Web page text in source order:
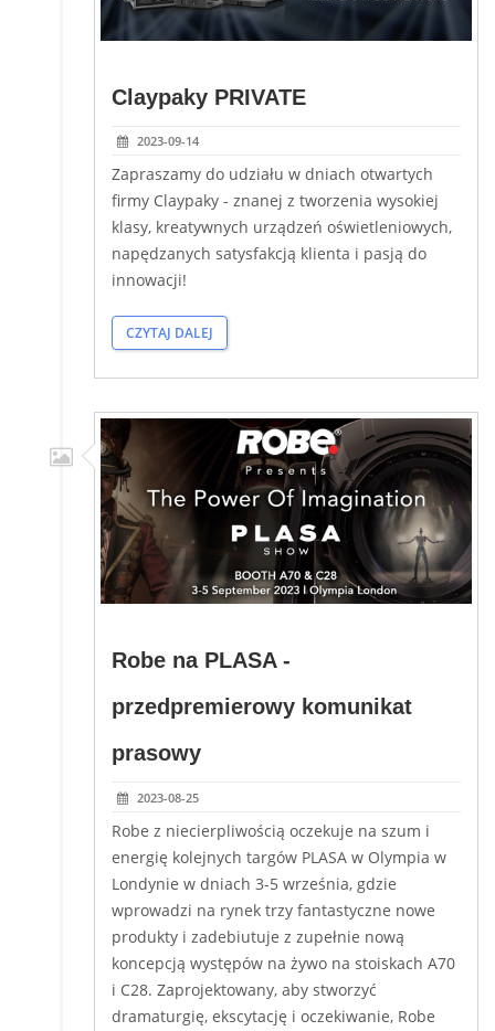
Claypaky PRIVATE
2023-09-14
Zapraszamy do udziału w dniach otwartych
firmy Claypaky - znanej z tworzenia wysokiej
klasy, kreatywnych urządzeń oświetleniowych,
napędzanych satysfakcją klienta i pasją do
innowacji!
CZYTAJ DALEJ
Robe na PLASA -
przedpremierowy komunikat
prasowy
2023-08-25
Robe z niecierpliwością oczekuje na szum i
energię kolejnych targów PLASA w Olympia w
Londynie w dniach 3-5 września, gdzie
wprowadzi na rynek trzy fantastyczne nowe
produkty i zadebiutuje z zupełnie nową
koncepcją występów na żywo na stoiskach A70
i C28. Zaprojektowany, aby stworzyć
dramaturgię, ekscytację i oczekiwanie, Robe